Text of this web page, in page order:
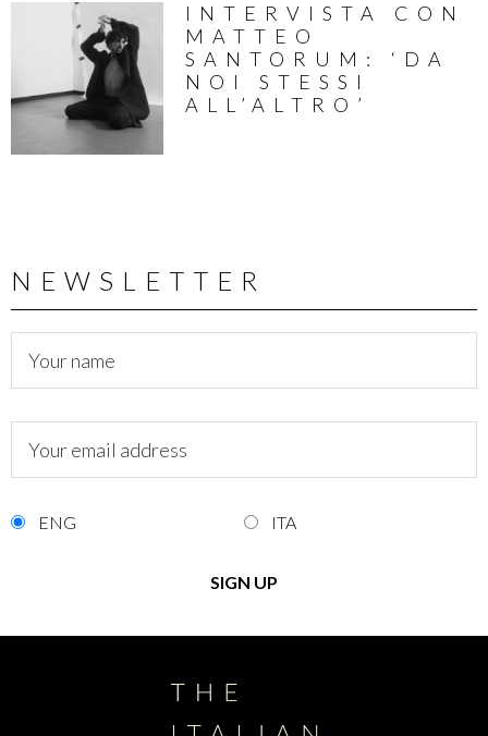
INTERVISTA CON
MATTEO
SANTORUM: ‘DA
NOI STESSI
ALL’ALTRO’
NEWSLETTER
ENG ITA